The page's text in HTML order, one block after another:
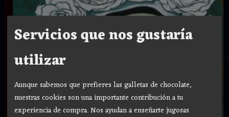
Servicios que nos gustaría
utilizar
Aunque sabemos que prefieres las galletas de chocolate,
nuestras cookies son una importante contribución a tu
experiencia de compra. Nos ayudan a enseñarte jugosas